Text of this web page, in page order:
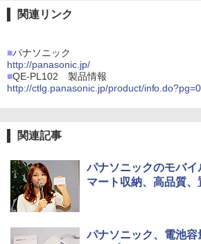
関連リンク
■パナソニック
http://panasonic.jp/
■QE-PL102 製品情報
http://ctlg.panasonic.jp/product/
関連記事
パナソニックのモバイ
マート収納、高品質、
パナソニック、電池